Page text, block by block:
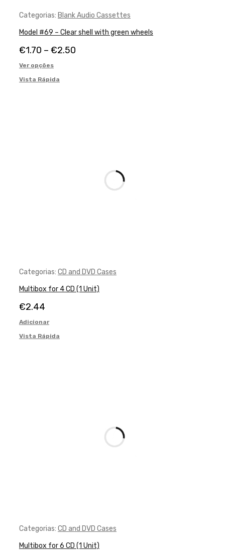
Categorias: Blank Audio Cassettes
Model #69 – Clear shell with green wheels
€1.70 – €2.50
Ver opções
Vista Rápida
Categorias: CD and DVD Cases
Multibox for 4 CD (1 Unit)
€2.44
Adicionar
Vista Rápida
Categorias: CD and DVD Cases
Multibox for 6 CD (1 Unit)